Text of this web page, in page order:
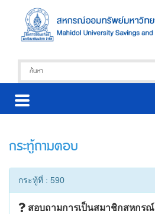
กระทู้ถามตอบ
กระทู้ที่ : 590
สอบถามการเป็นสมาชิกสหกรณ์